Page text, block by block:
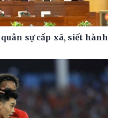
sự cấp xã, siết hành